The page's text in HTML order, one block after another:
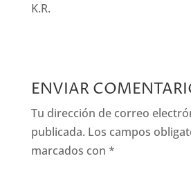
K.R.
ENVIAR
Tu dirección de correo
publicada. Los campos
marcados con *